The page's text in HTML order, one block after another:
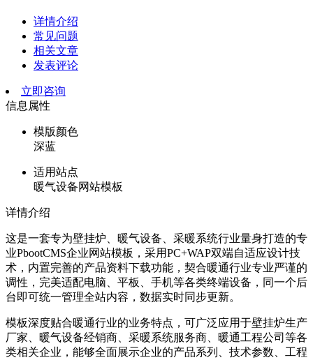
详情介绍
常见问题
相关文章
发表评论
立即咨询
信息属性
模版颜色
深蓝
适用站点
暖气设备网站模板
详情介绍
这是一套专为壁挂炉、暖气设备、采暖系统行业量身打造的专
业PbootCMS企业网站模板，采用PC+WAP双端自适应设计技
术，内置完善的产品资料下载功能，契合暖通行业专业严谨的
调性，完美适配电脑、平板、手机等各类终端设备，同一个后
台即可统一管理全站内容，数据实时同步更新。
模板深度贴合暖通行业的业务特点，可广泛应用于壁挂炉生产
厂家、暖气设备经销商、采暖系统服务商、暖通工程公司等各
类相关企业，能够全面展示企业的产品系列、技术参数、工程